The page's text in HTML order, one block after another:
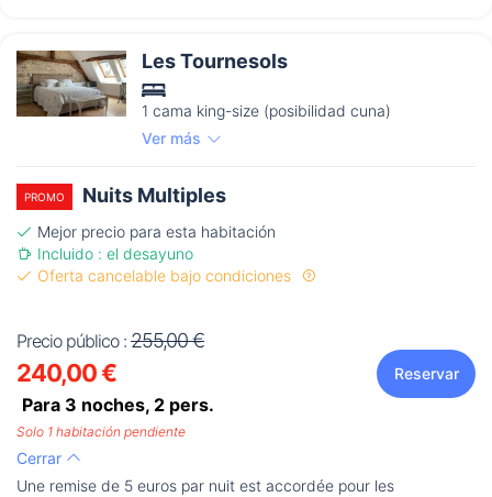
Les Tournesols
1 cama king-size (posibilidad cuna)
Ver más
PROMO Nuits Multiples
Mejor precio para esta habitación
Incluido : el desayuno
Oferta cancelable bajo condiciones
Precio público : 255,00 €
240,00 €
Para 3 noches, 2 pers.
Reservar
Solo 1 habitación pendiente
Cerrar
Une remise de 5 euros par nuit est accordée pour les